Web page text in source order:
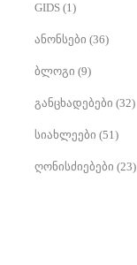
GIDS (1)
ანონსები (36)
ბლოგი (9)
განცხადებები (32)
სიახლეები (51)
ღონისძიებები (23)